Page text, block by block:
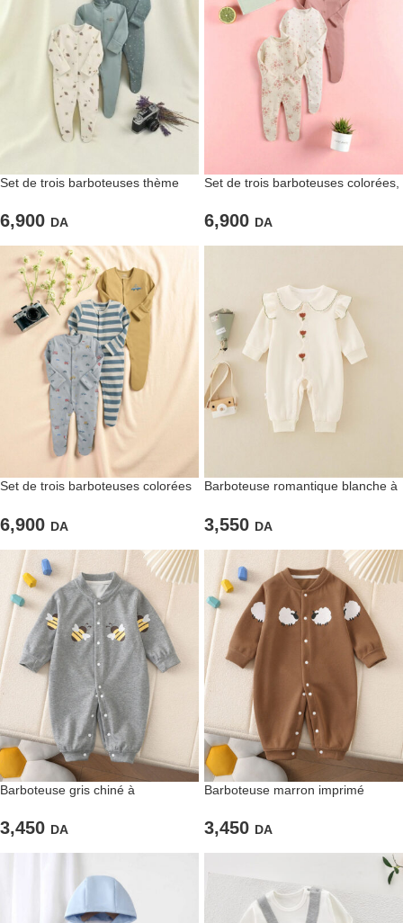
Set de trois barboteuses thème
6,900 DA
Set de trois barboteuses colorées,
6,900 DA
Set de trois barboteuses colorées
6,900 DA
Barboteuse romantique blanche à
3,550 DA
Barboteuse gris chiné à
3,450 DA
Barboteuse marron imprimé
3,450 DA